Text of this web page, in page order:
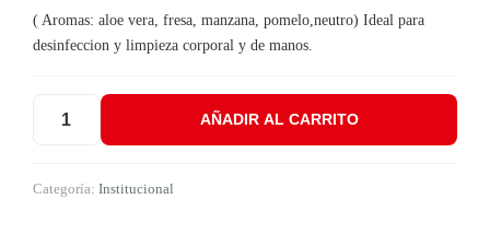
( Aromas: aloe vera, fresa, manzana, pomelo,neutro) Ideal para
desinfeccion y limpieza corporal y de manos.
Jabón Líquido Para Manos y Cuerpo x Galón cantidad
AÑADIR AL CARRITO
Categoría: Institucional